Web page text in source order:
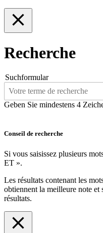
Recherche
Suchformular
Geben Sie mindestens 4
Conseil de recherche
Si vous saisissez plusieurs
ET ».
Les résultats contenant les
obtiennent la meilleure note et
résultats.